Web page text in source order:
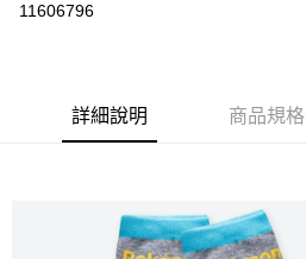
ATM付款
每筆NT$80，滿NT$899(含以上)免運費
11606796
詳細說明 商品規格